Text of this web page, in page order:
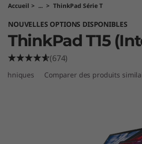
P
a
d
T
Accueil > ... > ThinkPad Série T
NOUVELLES OPTIONS DISPONIBLES
ThinkPad T15
(674)
Comparer des produits